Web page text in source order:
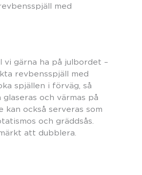
med
vi gärna ha på julbordet –
revbensspjäll med
spjällen i förväg, så
och värmas på
kan också serveras som
och gräddsås.
att dubblera.